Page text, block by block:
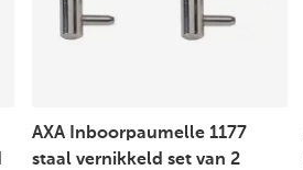
AXA Inboorpaumelle 1177
staal vernikkeld set van 2